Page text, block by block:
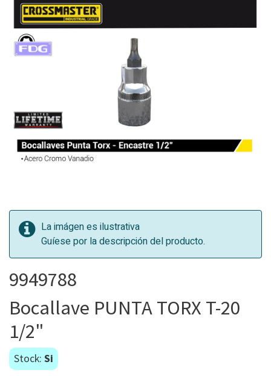
La imágen es ilustrativa
Guíese por la descripción del producto.
9949788
Bocallave PUNTA TORX T-20
1/2"
Stock: Si